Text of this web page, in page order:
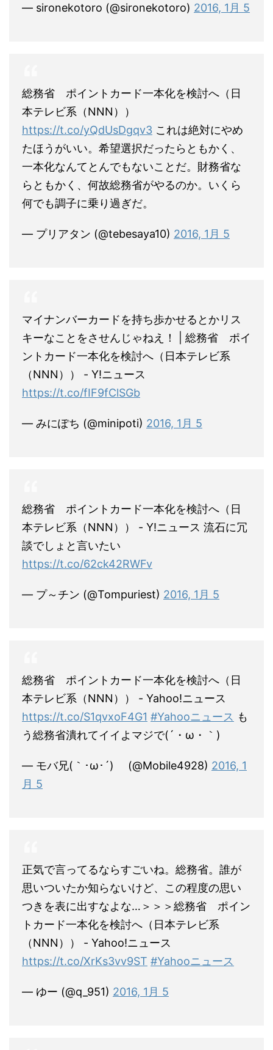
— sironekotoro (@sironekotoro) 2016, 1月 5
総務省 ポイントカード一本化を検討へ（日
本テレビ系（NNN））
https://t.co/yQdUsDgqv3 これは絶対にやめ
たほうがいい。希望選択だったらともかく、
一本化なんてとんでもないことだ。財務省な
らともかく、何故総務省がやるのか。いくら
何でも調子に乗り過ぎだ。
— プリアタン (@tebesaya10) 2016, 1月 5
マイナンバーカードを持ち歩かせるとかリス
キーなことをさせんじゃねえ！ | 総務省 ポイ
ントカード一本化を検討へ（日本テレビ系
（NNN）） - Y!ニュース
https://t.co/fIF9fClSGb
— みにぽち (@minipoti) 2016, 1月 5
総務省 ポイントカード一本化を検討へ（日
本テレビ系（NNN）） - Y!ニュース 流石に冗
談でしょと言いたい
https://t.co/62ck42RWFv
— プ～チン (@Tompuriest) 2016, 1月 5
総務省 ポイントカード一本化を検討へ（日
本テレビ系（NNN）） - Yahoo!ニュース
https://t.co/S1qvxoF4G1 #Yahooニュース も
う総務省潰れてイイよマジで(´・ω・｀)
— モバ兄(｀･ω･´)ゞ (@Mobile4928) 2016, 1
月 5
正気で言ってるならすごいね。総務省。誰が
思いついたか知らないけど、この程度の思い
つきを表に出すなよな…＞＞＞総務省 ポイン
トカード一本化を検討へ（日本テレビ系
（NNN）） - Yahoo!ニュース
https://t.co/XrKs3vv9ST #Yahooニュース
— ゆー (@q_951) 2016, 1月 5